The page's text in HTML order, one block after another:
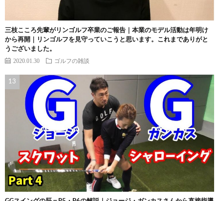
三枝こころ先輩がリンゴルフ卒業のご報告｜本業のモデル活動は年明け
から再開｜リンゴルフを見守っていこうと思います。これまでありがと
うございました。
2020.01.30 ゴルフの雑談